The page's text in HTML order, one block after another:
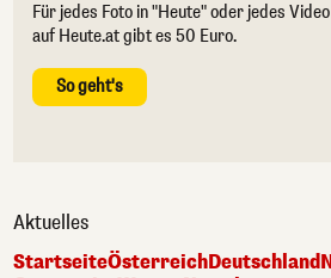
Für jedes Foto in "Heute" oder jedes Video
auf Heute.at gibt es 50 Euro.
So geht's
Aktuelles
StartseiteÖsterreichDeutschland